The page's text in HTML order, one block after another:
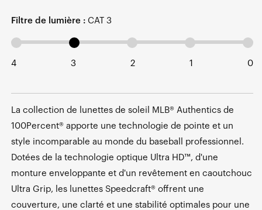
Filtre de lumière : CAT 3
4 3 2 1 0
La collection de lunettes de soleil MLB® Authentics de
100Percent® apporte une technologie de pointe et un
style incomparable au monde du baseball professionnel.
Dotées de la technologie optique Ultra HD™, d'une
monture enveloppante et d'un revêtement en caoutchouc
Ultra Grip, les lunettes Speedcraft® offrent une
couverture, une clarté et une stabilité optimales pour une